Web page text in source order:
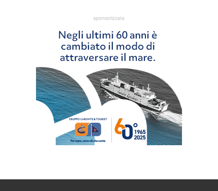
sponsorizzata